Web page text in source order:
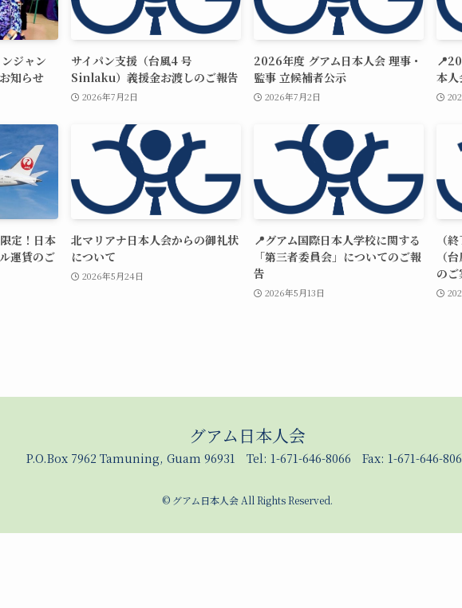
ジャン
知らせ
サイパン支援（台風4 号
Sinlaku）義援金お渡しのご報告
2026年7月2日
2026年度 グアム日本人会 理事・
監事 立候補者公示
2026年7月2日
本人
定！日本
運賃のご
北マリアナ日本人会からの御礼状
について
2026年5月24日
📍グアム国際日本人学校に関する
「第三者委員会」についてのご報
告
2026年5月13日
（
（
のご
グアム日本人会
P.O.Box 7962 Tamuning, Guam 96931 Tel: 1-671-646-8066 Fax: 1-671-646-
© グアム日本人会 All Rights Reserved.